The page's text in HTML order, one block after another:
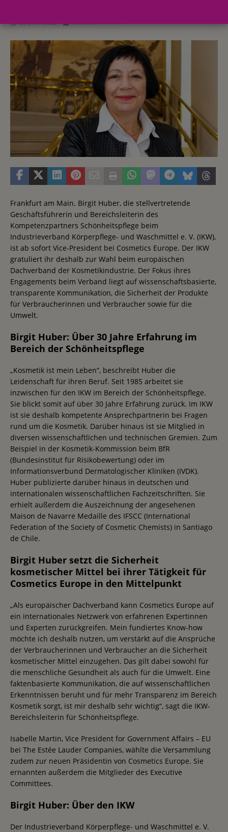
Frankfurt am Main. Birgit Huber, die stellvertretende
Geschäftsführerin und Bereichsleiterin des
Kompetenzpartners Schönheitspflege beim
Industrieverband Körperpflege- und Waschmittel e. V. (IKW),
ist ab sofort Vice-President bei Cosmetics Europe. Der IKW
gratuliert ihr deshalb zur Wahl beim europäischen
Dachverband der Kosmetikindustrie. Der Fokus ihres
Engagements beim Verband liegt auf wissenschaftsbasierte,
transparente Kommunikation, die Sicherheit der Produkte
für Verbraucherinnen und Verbraucher sowie für die
Umwelt.
Birgit Huber: Über 30 Jahre Erfahrung im
Bereich der Schönheitspflege
„Kosmetik ist mein Leben“, beschreibt Huber die
Leidenschaft für ihren Beruf. Seit 1985 arbeitet sie
inzwischen für den IKW im Bereich der Schönheitspflege.
Sie blickt somit auf über 30 Jahre Erfahrung zurück. Im IKW
ist sie deshalb kompetente Ansprechpartnerin bei Fragen
rund um die Kosmetik. Darüber hinaus ist sie Mitglied in
diversen wissenschaftlichen und technischen Gremien. Zum
Beispiel in der Kosmetik-Kommission beim BfR
(Bundesinstitut für Risikobewertung) oder im
Informationsverbund Dermatologischer Kliniken (IVDK).
Huber publizierte darüber hinaus in deutschen und
internationalen wissenschaftlichen Fachzeitschriften. Sie
erhielt außerdem die Auszeichnung der angesehenen
Maison de Navarre Medaille des IFSCC (International
Federation of the Society of Cosmetic Chemists) in Santiago
de Chile.
Birgit Huber setzt die Sicherheit
kosmetischer Mittel bei ihrer Tätigkeit für
Cosmetics Europe in den Mittelpunkt
„Als europäischer Dachverband kann Cosmetics Europe auf
ein internationales Netzwerk von erfahrenen Expertinnen
und Experten zurückgreifen. Mein fundiertes Know-how
möchte ich deshalb nutzen, um verstärkt auf die Ansprüche
der Verbraucherinnen und Verbraucher an die Sicherheit
kosmetischer Mittel einzugehen. Das gilt dabei sowohl für
die menschliche Gesundheit als auch für die Umwelt. Eine
faktenbasierte Kommunikation, die auf wissenschaftlichen
Erkenntnissen beruht und für mehr Transparenz im Bereich
Kosmetik sorgt, ist mir deshalb sehr wichtig“, sagt die IKW-
Bereichsleiterin für Schönheitspflege.
Isabelle Martin, Vice President for Government Affairs – EU
bei The Estée Lauder Companies, wählte die Versammlung
zudem zur neuen Präsidentin von Cosmetics Europe. Sie
ernannten außerdem die Mitglieder des Executive
Committees.
Birgit Huber: Über den IKW
Der Industrieverband Körperpflege- und Waschmittel e. V.